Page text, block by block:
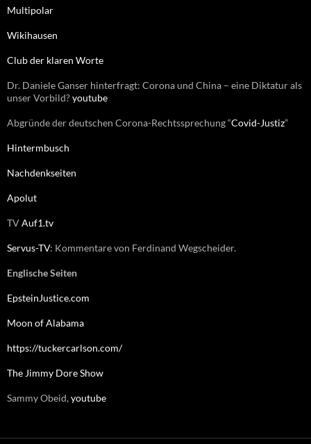
a
h
Multipolar
Wikihausen
Club der klaren Worte
Dr. Daniele Ganser hinterfragt: Corona und China – eine Diktatur als
unser Vorbild?youtube
Abgründe der deutschen Corona-Rechtssprechung “Covid-Justiz”
Hintermbusch
Nachdenkseiten
Apolut
TVAuf1.tv
Servus-TV: Kommentare von Ferdinand Wegscheider.
Englische Seiten
EpsteinJustice.com
Moon of Alabama
https://tuckercarlson.com/
The Jimmy Dore Show
Sammy Obeid,youtube